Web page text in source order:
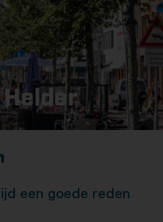
Helder
een goede reden